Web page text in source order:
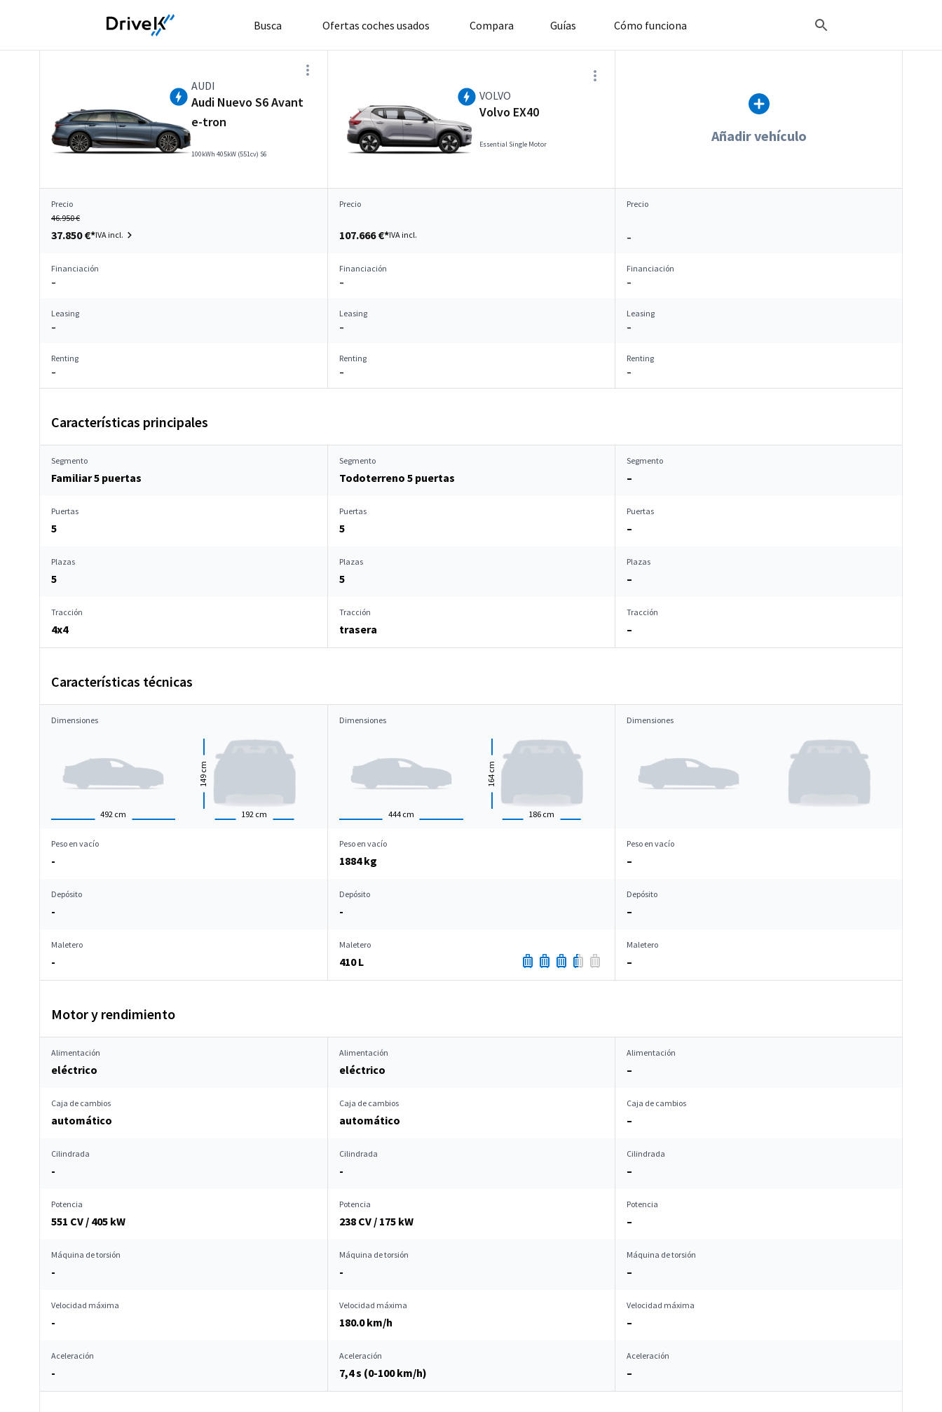
Busca Ofertas coches usados Compara Guías Cómo funciona
AUDI
Audi Nuevo S6 Avant
e-tron
100kWh 405kW (551cv) S6
VOLVO
Volvo EX40
Essential Single Motor Añadir vehículo
Precio
46.950 €
37.850 €*IVA incl.
Precio
107.666 €*IVA incl.
Precio
–
Financiación
–
Financiación
–
Financiación
–
Leasing
–
Leasing
–
Leasing
–
Renting
–
Renting
–
Renting
–
Características principales
Segmento
Familiar 5 puertas
Segmento
Todoterreno 5 puertas
Segmento
–
Puertas
5
Puertas
5
Puertas
–
Plazas
5
Plazas
5
Plazas
–
Tracción
4x4
Tracción
trasera
Tracción
–
Características técnicas
Dimensiones
492 cm 192 cm
149
cm
Dimensiones
444 cm 186 cm
164
cm
Dimensiones
Peso en vacío
-
Peso en vacío
1884 kg
Peso en vacío
–
Depósito
-
Depósito
-
Depósito
–
Maletero
-
Maletero
410 L
Maletero
–
Motor y rendimiento
Alimentación
eléctrico
Alimentación
eléctrico
Alimentación
–
Caja de cambios
automático
Caja de cambios
automático
Caja de cambios
–
Cilindrada
-
Cilindrada
-
Cilindrada
–
Potencia
551 CV / 405 kW
Potencia
238 CV / 175 kW
Potencia
–
Máquina de torsión
-
Máquina de torsión
-
Máquina de torsión
–
Velocidad máxima
-
Velocidad máxima
180.0 km/h
Velocidad máxima
–
Aceleración
-
Aceleración
7,4 s (0-100 km/h)
Aceleración
–